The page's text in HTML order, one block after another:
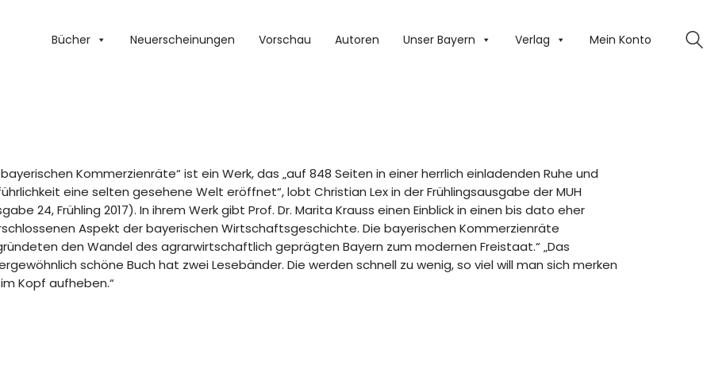
Bücher Neuerscheinungen Vorschau Autoren Unser Bayern Verlag Mein Konto
bayerischen Kommerzienräte“ ist ein Werk, das „auf 848 Seiten in einer herrlich einladenden Ruhe und
eine selten gesehene Welt eröffnet“, lobt Christian Lex in der Frühlingsausgabe der MUH
24, Frühling 2017). In ihrem Werk gibt Prof. Dr. Marita Krauss einen Einblick in einen bis dato eher
Aspekt der bayerischen Wirtschaftsgeschichte. Die bayerischen Kommerzienräte
den Wandel des agrarwirtschaftlich geprägten Bayern zum modernen Freistaat.“ „Das
schöne Buch hat zwei Lesebänder. Die werden schnell zu wenig, so viel will man sich merken
Kopf aufheben.“